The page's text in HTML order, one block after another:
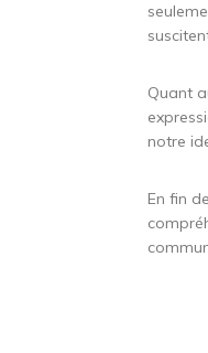
Quant
notre
En fin